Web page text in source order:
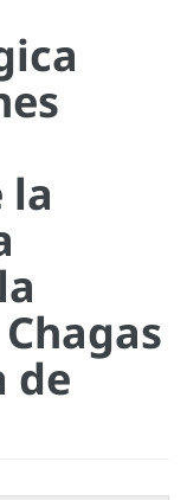
la
de